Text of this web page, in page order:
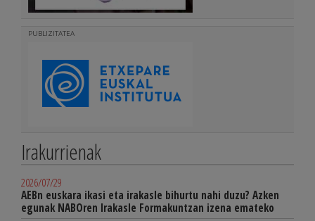
PUBLIZITATEA
Irakurrienak
2026/07/29
AEBn euskara ikasi eta irakasle bihurtu nahi duzu? Azken
egunak NABOren Irakasle Formakuntzan izena emateko